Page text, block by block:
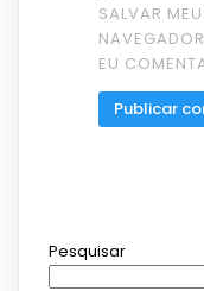
SALVAR
EU
Pesquisar